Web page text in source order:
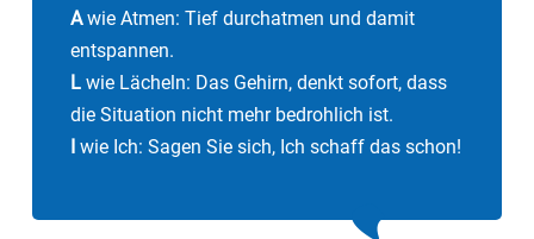
Awie Atmen: Tief durchatmen und damit
entspannen.
L wie Lächeln: Das Gehirn, denkt sofort, dass
die Situation nicht mehr bedrohlich ist.
I wie Ich: Sagen Sie sich, Ich schaff das schon!